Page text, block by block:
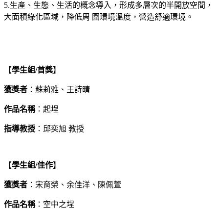
5.生產、生態、生活的概念導入，形成多層次的半開放空間，
大面積綠化區域，降低周 圍環境溫度，營造舒適環境。
【學生組/首獎】
獲獎者 ：蘇莉雅、王詩晴
作品名稱：起埕
指導教授 ：邱奕旭 教授
【學生組/佳作】
獲獎者 ：宋育榮、余佳洋、陳佩萱
作品名稱：空中之埕